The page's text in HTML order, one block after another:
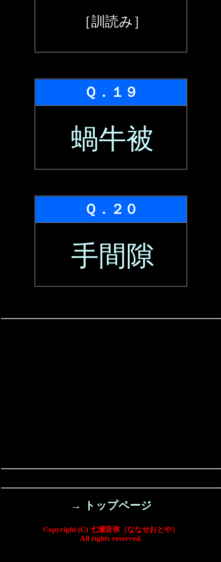
［訓読み］
Ｑ．１９
蝸牛被
Ｑ．２０
手間隙
→ トップページ
Copyright (C) 七瀬音弥（ななせおとや）
All rights reserved.